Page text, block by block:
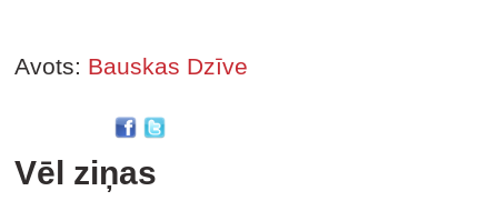
Avots: Bauskas Dzīve
Vēl ziņas